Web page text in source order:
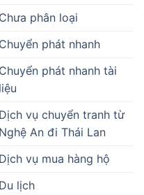
Chưa phân loại
Chuyển phát nhanh
Chuyển phát nhanh tài
liệu
Dịch vụ chuyển tranh từ
Nghệ An đi Thái Lan
Dịch vụ mua hàng hộ
Du lịch